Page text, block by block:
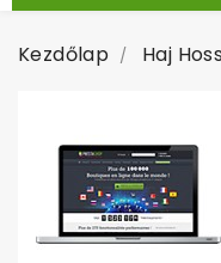
Kezdőlap Haj